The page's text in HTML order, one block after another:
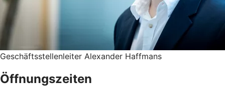
Geschäftsstellenleiter Alexander Haffmans
Öffnungszeiten